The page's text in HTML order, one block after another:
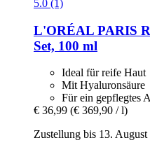
5.0 (1)
L'ORÉAL PARIS
Set, 100 ml
Ideal für reife Haut
Mit Hyaluronsäure
Für ein gepflegtes
€ 36,99 (€ 369,90 / l)
Zustellung bis 13. August